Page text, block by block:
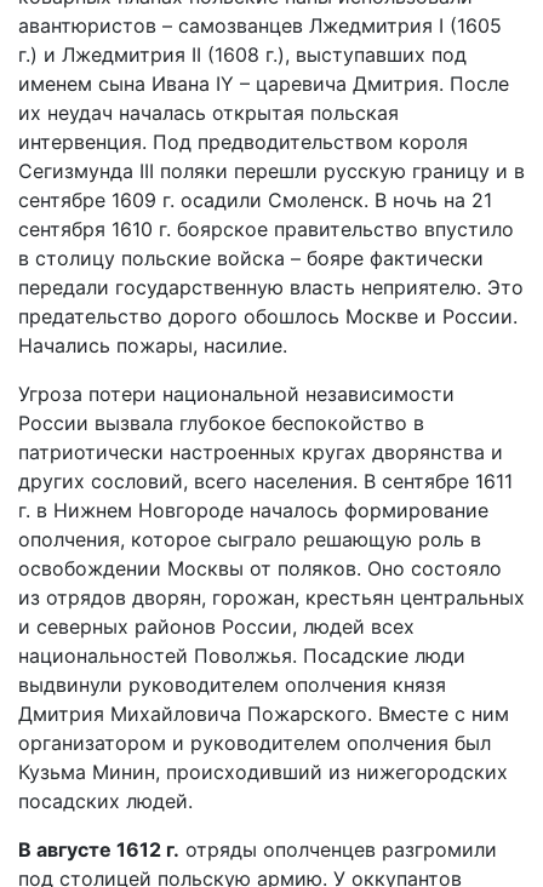
авантюристов – самозванцев Лжедмитрия I (1605
г.) и Лжедмитрия II (1608 г.), выступавших под
именем сына Ивана IY – царевича Дмитрия. После
их неудач началась открытая польская
интервенция. Под предводительством короля
Сегизмунда III поляки перешли русскую границу и в
сентябре 1609 г. осадили Смоленск. В ночь на 21
сентября 1610 г. боярское правительство впустило
в столицу польские войска – бояре фактически
передали государственную власть неприятелю. Это
предательство дорого обошлось Москве и России.
Начались пожары, насилие.
Угроза потери национальной независимости
России вызвала глубокое беспокойство в
патриотически настроенных кругах дворянства и
других сословий, всего населения. В сентябре 1611
г. в Нижнем Новгороде началось формирование
ополчения, которое сыграло решающую роль в
освобождении Москвы от поляков. Оно состояло
из отрядов дворян, горожан, крестьян центральных
и северных районов России, людей всех
национальностей Поволжья. Посадские люди
выдвинули руководителем ополчения князя
Дмитрия Михайловича Пожарского. Вместе с ним
организатором и руководителем ополчения был
Кузьма Минин, происходивший из нижегородских
посадских людей.
В августе 1612 г. отряды ополченцев разгромили
под столицей польскую армию. У оккупантов